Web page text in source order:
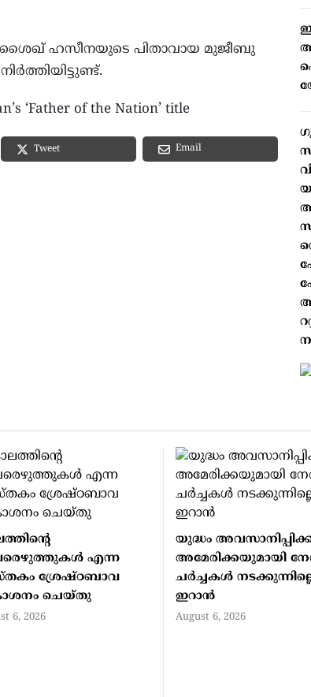
ശൈഖ് ഹസീനയുടെ പിതാവായ മുജീബു
‘Father of the Nation’ title
Tweet Email
എന്ന
ശ്രേഷ്ഠബാവ
ചെയ്തു
6, 2026
യുദ്ധം
അമേരിക്കയുമായി
ചര്‍ച്ചകള്‍
ഇറാന്‍
August 6, 2026